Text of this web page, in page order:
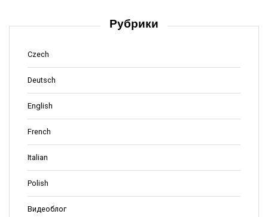
Рубрики
Czech
Deutsch
English
French
Italian
Polish
Видеоблог